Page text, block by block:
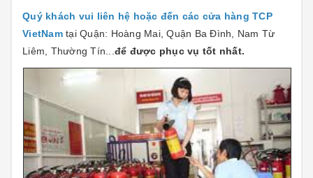
Quý khách vui liên hệ hoặc đến các cửa hàng TCP
VietNamtại Quận: Hoàng Mai, Quận Ba Đình, Nam Từ
Liêm, Thường Tín... để được phục vụ tốt nhất.